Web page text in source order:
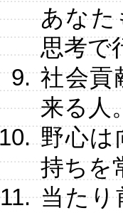
あなた
思考で
社会貢
来る人
野心は
持ちを
当たり